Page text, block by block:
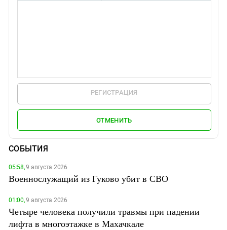
РЕГИСТРАЦИЯ
ОТМЕНИТЬ
СОБЫТИЯ
05:58,9 августа 2026
Военнослужащий из Гуково убит в СВО
01:00,9 августа 2026
Четыре человека получили травмы при падении
лифта в многоэтажке в Махачкале